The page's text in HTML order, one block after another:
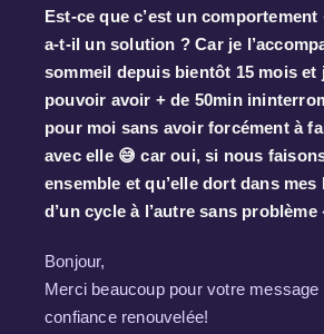
Est-ce que c’est un
a-t-il un solution ? Car je
sommeil depuis bientôt 15 mois et
pouvoir avoir + de 50min
pour moi sans avoir forcément à
avec elle 😅 car oui, si nous
ensemble et qu’elle dort dans mes
d’un cycle à l’autre sans problème
Bonjour,
Merci beaucoup pour votre message
confiance renouvelée!